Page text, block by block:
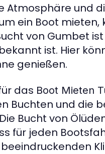
Atmosphäre und
ein Boot
von Gumbet
ist. Hier
genießen.
das Boot Mieten
Buchten und die
Bucht von
für jeden